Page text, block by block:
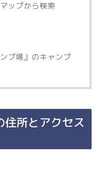
ップから検索
プ場』のキャンプ
住所とアクセス